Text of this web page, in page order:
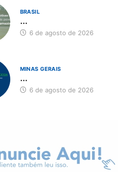
BRASIL
...
6 de agosto de 2026
MINAS GERAIS
...
6 de agosto de 2026